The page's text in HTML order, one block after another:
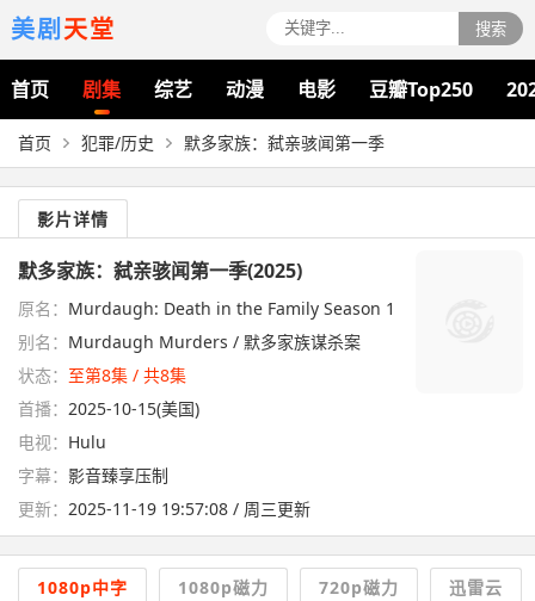
美剧天堂 搜索
首页 剧集 综艺 动漫 电影 豆瓣Top250
首页 犯罪/历史 默多家族：弑亲骇闻第一季
影片详情
默多家族：弑亲骇闻第一季(2025)
原名： Murdaugh: Death in the Family Season 1
别名： Murdaugh Murders / 默多家族谋杀案
状态： 至第8集 / 共8集
首播： 2025-10-15(美国)
电视： Hulu
字幕： 影音臻享压制
更新： 2025-11-19 19:57:08 / 周三更新
1080p中字 1080p磁力 720p磁力 迅雷云